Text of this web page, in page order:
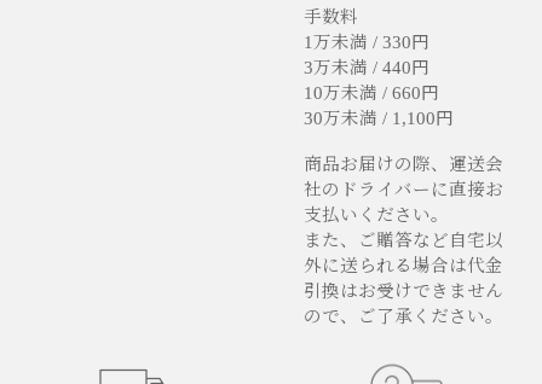
手数料
1万未満 / 330円
3万未満 / 440円
10万未満 / 660円
30万未満 / 1,100円
商品お届けの際、運送会
社のドライバーに直接お
支払いください。
また、ご贈答など自宅以
外に送られる場合は代金
引換はお受けできません
ので、ご了承ください。